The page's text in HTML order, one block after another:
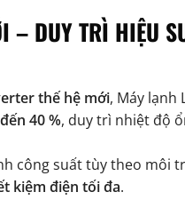
– DUY TRÌ HIỆU
thế hệ mới, Máy lạnh
40 %, duy trì nhiệt độ
công suất tùy theo môi
kiệm điện tối đa.